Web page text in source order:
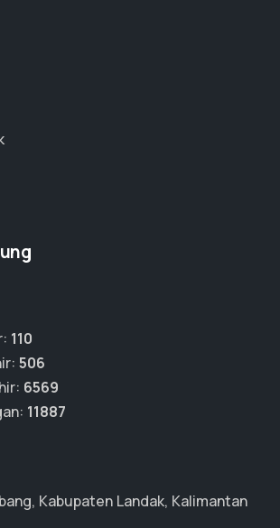
110
506
6569
11887
Kabupaten Landak, Kalimantan